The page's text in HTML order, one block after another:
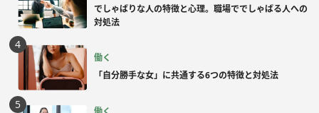
でしゃばりな人の特徴と心理。職場ででしゃばる人への
対処法
働く
「自分勝手な女」に共通する6つの特徴と対処法